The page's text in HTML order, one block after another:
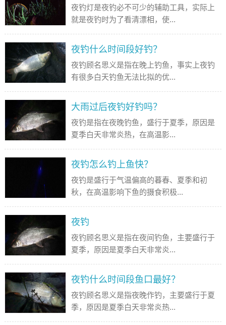
夜钓灯是夜钓必不可少的辅助工具，实际上
就是夜钓时为了看清漂相，使...
夜钓什么时间段好钓？
夜钓顾名思义是指在晚上钓鱼，事实上夜钓
有很多白天钓鱼无法比拟的优...
大雨过后夜钓好钓吗？
夜钓是指在夜晚钓鱼，盛行于夏季，原因是
夏季白天非常炎热，在高温影...
夜钓怎么钓上鱼快？
夜钓是盛行于气温偏高的暮春、夏季和初
秋，在高温影响下鱼的摄食积极...
夜钓
夜钓顾名思义是指在夜间钓鱼，主要盛行于
夏季，原因是夏季白天非常炎...
夜钓什么时间段鱼口最好？
夜钓顾名思义是指夜晚作钓，主要盛行于夏
季，原因是夏季白天非常炎热...